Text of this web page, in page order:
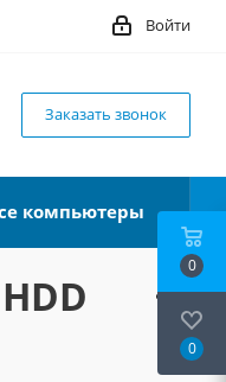
Войти
Заказать звонок
компьютеры
0
0